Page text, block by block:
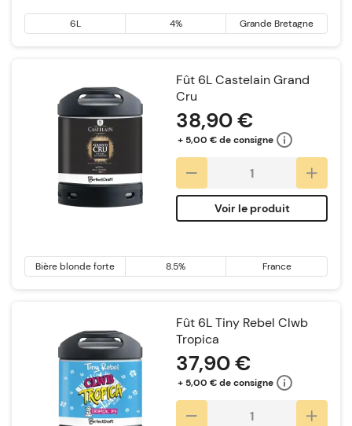
6L 4% Grande Bretagne
Fût 6L Castelain Grand
Cru
38,90 €
+ 5,00 € de consigne
Voir le produit
Bière blonde forte 8.5% France
Fût 6L Tiny Rebel Clwb
Tropica
37,90 €
+ 5,00 € de consigne